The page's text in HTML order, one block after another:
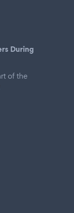
During
of the